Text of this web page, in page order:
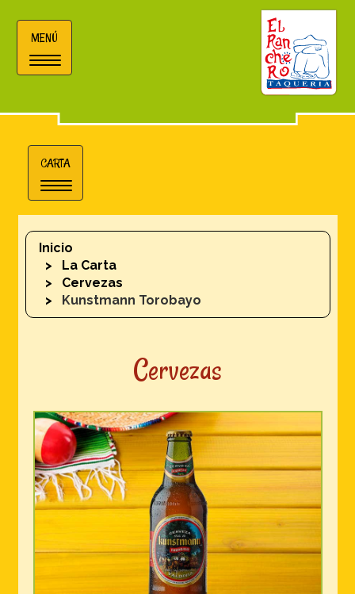
Toggle
navigation
MENÚ
Toggle
navigation
CARTA
Inicio
La Carta
Cervezas
Kunstmann Torobayo
Cervezas